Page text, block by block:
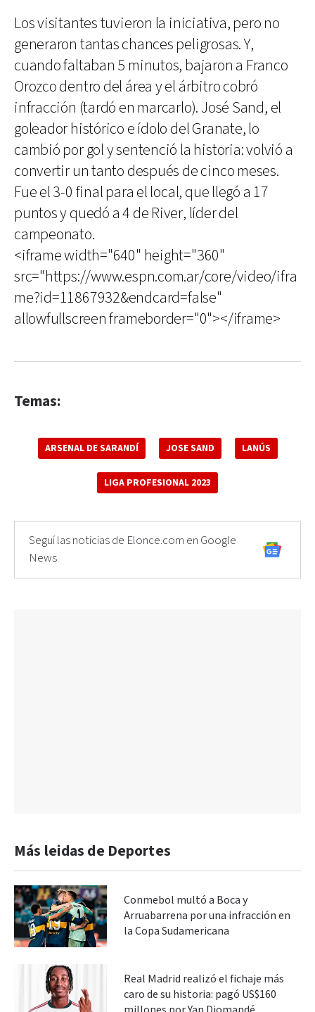
Los visitantes tuvieron la iniciativa, pero no
generaron tantas chances peligrosas. Y,
cuando faltaban 5 minutos, bajaron a Franco
Orozco dentro del área y el árbitro cobró
infracción (tardó en marcarlo). José Sand, el
goleador histórico e ídolo del Granate, lo
cambió por gol y sentenció la historia: volvió a
convertir un tanto después de cinco meses.
Fue el 3-0 final para el local, que llegó a 17
puntos y quedó a 4 de River, líder del
campeonato.
<iframe width="640" height="360"
src="https://www.espn.com.ar/core/video/ifra
me?id=11867932&endcard=false"
allowfullscreen frameborder="0"></iframe>
Temas:
ARSENAL DE SARANDÍ JOSE SAND LANÚS
LIGA PROFESIONAL 2023
Seguí las noticias de Elonce.com en Google
News
Más leidas de Deportes
Conmebol multó a Boca y
Arruabarrena por una infracción en
la Copa Sudamericana
Real Madrid realizó el fichaje más
caro de su historia: pagó US$160